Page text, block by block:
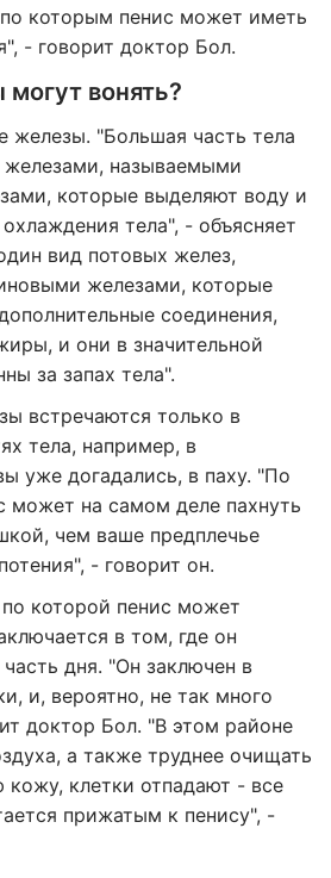
которым пенис может иметь
- говорит доктор Бол.
вонять?
железы. "Большая часть тела
называемыми
которые выделяют воду и
тела", - объясняет
вид потовых желез,
железами, которые
соединения,
и они в значительной
за запах тела".
встречаются только в
тела, например, в
уже догадались, в паху. "По
может на самом деле пахнуть
чем ваше предплечье
- говорит он.
которой пенис может
в том, где он
дня. "Он заключен в
и, вероятно, не так много
доктор Бол. "В этом районе
а также труднее очищать
клетки отпадают - все
прижатым к пенису", -